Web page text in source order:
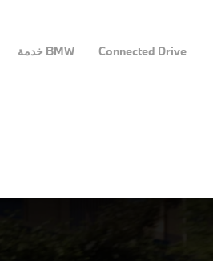
Connected Drive BMW خدمة